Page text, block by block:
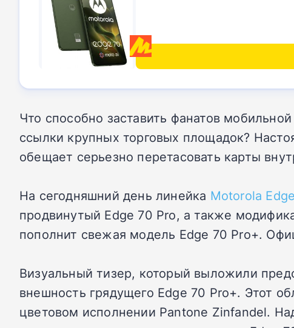
Что способно заставить фанатов
ссылки крупных торговых площадок?
обещает серьезно перетасовать карты
На сегодняшний день линейка Motorola
продвинутый Edge 70 Pro, а также
пополнит свежая модель Edge 70 Pro+.
Визуальный тизер, который выложили
внешность грядущего Edge 70 Pro+. Этот
цветовом исполнении Pantone Zinfandel.